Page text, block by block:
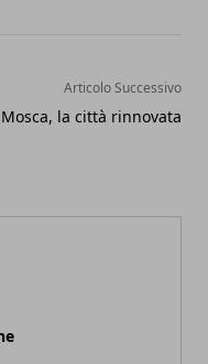
Articolo Successivo
Mosca, la città rinnovata